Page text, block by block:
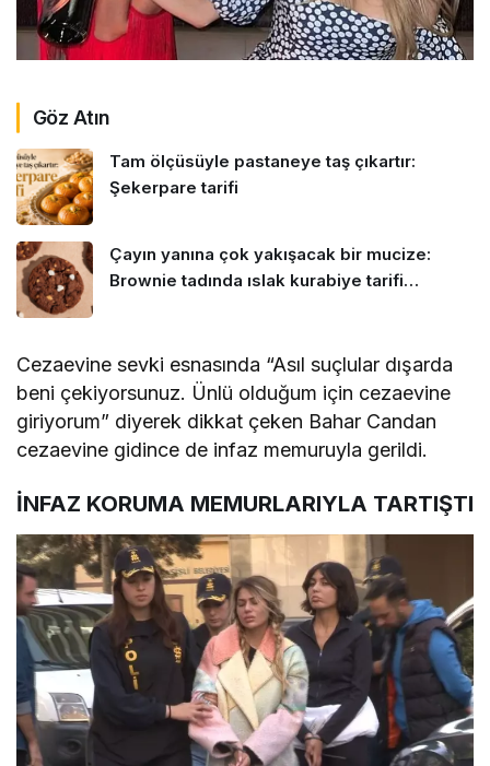
Göz Atın
Tam ölçüsüyle pastaneye taş çıkartır:
Şekerpare tarifi
Çayın yanına çok yakışacak bir mucize:
Brownie tadında ıslak kurabiye tarifi…
Cezaevine sevki esnasında “Asıl suçlular dışarda
beni çekiyorsunuz. Ünlü olduğum için cezaevine
giriyorum” diyerek dikkat çeken Bahar Candan
cezaevine gidince de infaz memuruyla gerildi.
İNFAZ KORUMA MEMURLARIYLA TARTIŞTI